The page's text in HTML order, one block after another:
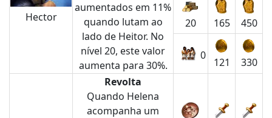
Hector
aumentados em 11%
quando lutam ao
lado de Heitor. No
nível 20, este valor
aumenta para 30%.
20 165 450
0
121 330
Revolta
Quando Helena
acompanha um